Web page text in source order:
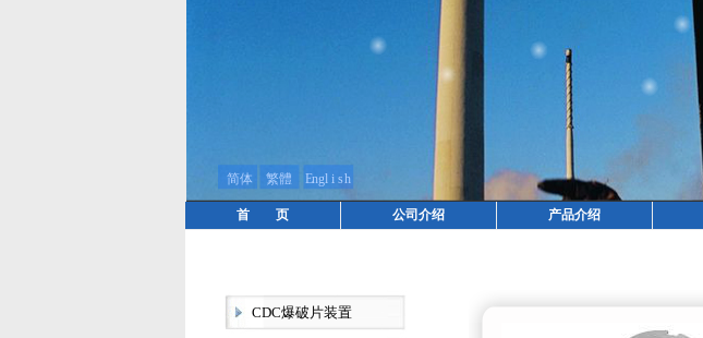
首 页 公司介绍 产品介绍
CDC爆破片装置